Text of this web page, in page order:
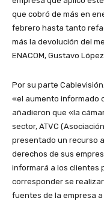
que cobró de más en
febrero hasta tanto
más la devolución del
ENACOM, Gustavo
Por su parte
«el aumento informado
añadieron que «la
sector, ATVC
presentado un recurso
derechos de sus
informará a los clientes
corresponder se
fuentes de la empresa a